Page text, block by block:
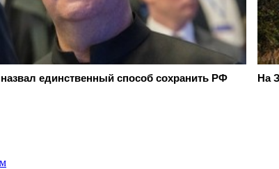
единственный способ сохранить РФ На